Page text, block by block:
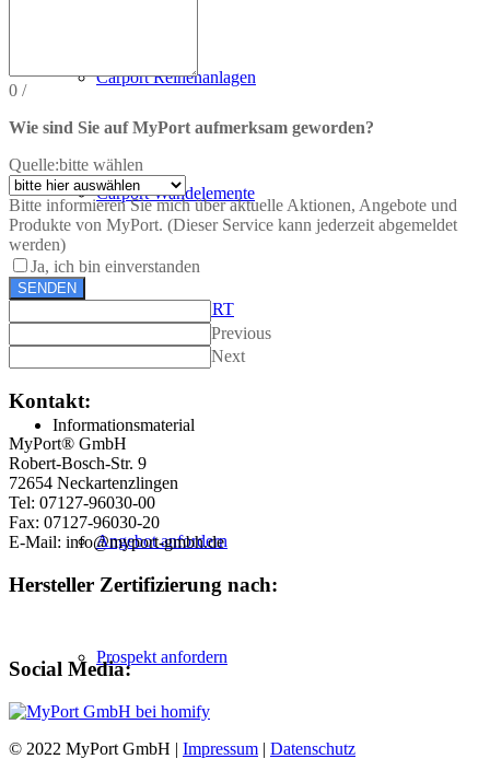
Carport Reihenanlagen
Carport Wandelemente
NEU: Der E-PORT
Informationsmaterial
Angebot anfordern
Prospekt anfordern
0 /
Wie sind Sie auf MyPort aufmerksam geworden?
Quelle:bitte wählen
Bitte informieren Sie mich über aktuelle Aktionen, Angebote und
Produkte von MyPort. (Dieser Service kann jederzeit abgemeldet
werden)
Ja, ich bin einverstanden
SENDEN
Previous
Next
Kontakt:
MyPort® GmbH
Robert-Bosch-Str. 9
72654 Neckartenzlingen
Tel: 07127-96030-00
Fax: 07127-96030-20
E-Mail: info@myport-gmbh.de
Hersteller Zertifizierung nach:
Social Media:
© 2022 MyPort GmbH | Impressum | Datenschutz